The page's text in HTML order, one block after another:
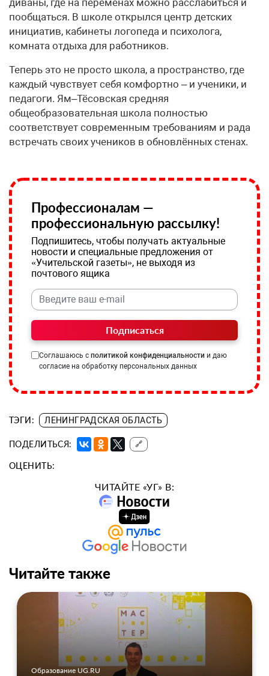
пообщаться. В школе открылся центр детских
инициатив, кабинеты логопеда и психолога,
комната отдыха для работников.
Теперь это не просто школа, а пространство, где
каждый чувствует себя комфортно – и ученики, и
педагоги. Ям–Тёсовская средняя
общеобразовательная школа полностью
соответствует современным требованиям и рада
встречать своих учеников в обновлённых стенах.
Профессионалам —
профессиональную рассылку!
Подпишитесь, чтобы получать актуальные
новости и специальные предложения от
«Учительской газеты», не выходя из
почтового ящика
Подписаться
Соглашаюсь с политикой конфиденциальности и даю
согласие на обработку персональных данных
ТЭГИ: ЛЕНИНГРАДСКАЯ ОБЛАСТЬ
ПОДЕЛИТЬСЯ: 🔗
ОЦЕНИТЬ:
ЧИТАЙТЕ «УГ» В:
Читайте также
Образование UG.RU